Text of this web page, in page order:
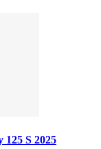
125 S 2025